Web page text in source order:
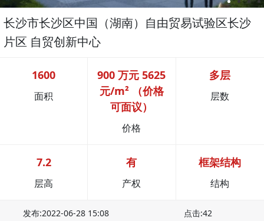
长沙市长沙区中国（湖南）自由贸易试验区长沙
片区 自贸创新中心
1600
面积
900 万元 5625
元/m² （价格
可面议）
价格
多层
层数
7.2
层高
有
产权
框架结构
结构
发布:2022-06-28 15:08 点击:42